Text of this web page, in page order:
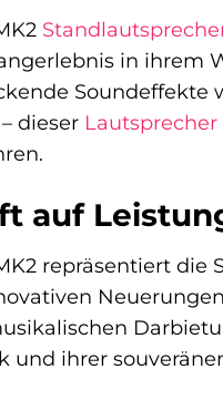
in ihrem
Soundeffekte
dieser Lautsprecher
auf
repräsentiert
und ihrer